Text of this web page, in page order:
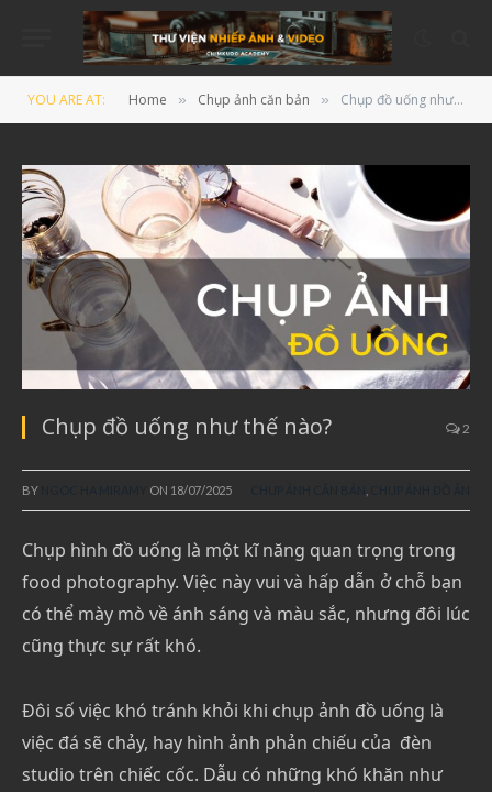
YOU ARE AT: Home » Chụp ảnh căn bản » Chụp đồ uống như thế nào?
Chụp đồ uống như thế nào? 2
BY ON 18/07/2025
Chụp hình đồ uống là một kĩ năng quan trọng trong
food photography. Việc này vui và hấp dẫn ở chỗ bạn
có thể mày mò về ánh sáng và màu sắc, nhưng đôi lúc
cũng thực sự rất khó.
Đôi số việc khó tránh khỏi khi chụp ảnh đồ uống là
việc đá sẽ chảy, hay hình ảnh phản chiếu của đèn
studio trên chiếc cốc. Dẫu có những khó khăn như